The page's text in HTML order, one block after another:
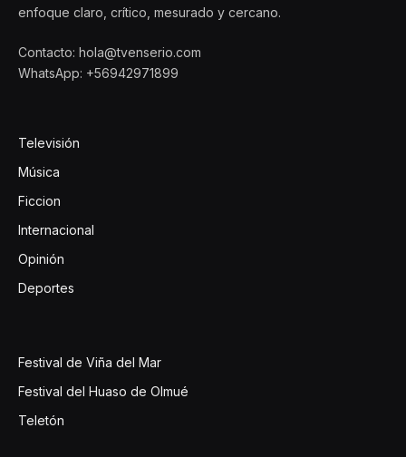
enfoque claro, crítico, mesurado y cercano.
Contacto: hola@tvenserio.com
WhatsApp: +56942971899
Televisión
Música
Ficcion
Internacional
Opinión
Deportes
Festival de Viña del Mar
Festival del Huaso de Olmué
Teletón